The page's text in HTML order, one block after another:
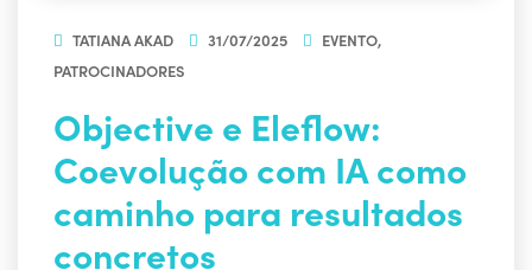
TATIANA AKAD 31/07/2025 EVENTO,
PATROCINADORES
Objective e Eleflow:
Coevolução com IA como
caminho para resultados
concretos